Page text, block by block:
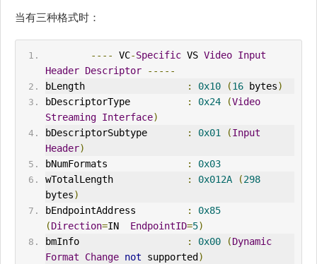
当有三种格式时：
---- VC-Specific VS Video Input
Header Descriptor
-----
bLength
: 0x10 (16 bytes)
bDescriptorType
: 0x24 (Video
Streaming Interface)
bDescriptorSubtype
: 0x01 (Input
Header)
bNumFormats
:
0x03
wTotalLength
: 0x012A (298
bytes)
bEndpointAddress
:
0x85
(Direction=IN EndpointID=5)
bmInfo
: 0x00 (Dynamic
Format
Change not supported )